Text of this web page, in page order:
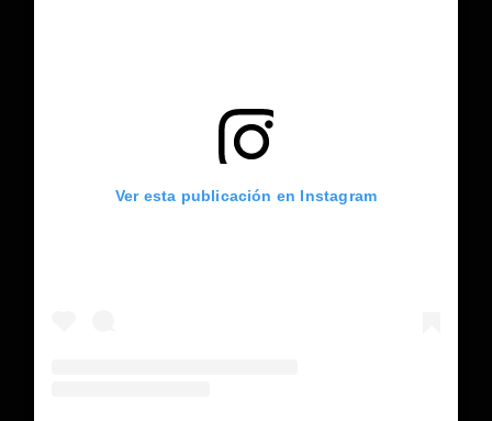
Ver esta publicación en Instagram